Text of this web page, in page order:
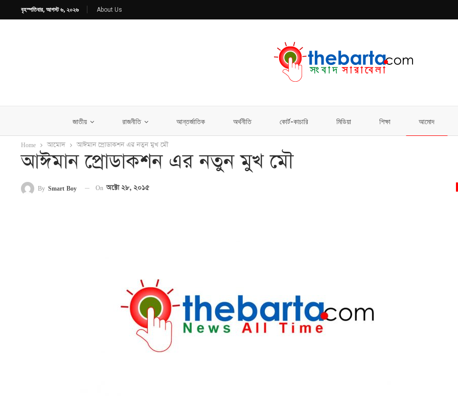
বৃহস্পতিবার, আগস্ট ৬, ২০২৬ About Us
জাতীয় রাজনীতি আন্তর্জাতিক অর্থনীতি কোর্ট-কাচারি মিডিয়া শিক্ষা আমোদ
Home আমোদ আঈমান প্রোডাকশন এর নতুন মুখ মৌ
আঈমান প্রোডাকশন এর নতুন মুখ মৌ
By Smart Boy On অক্টো ২৮, ২০১৫